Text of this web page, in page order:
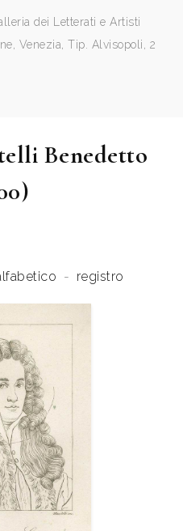
dei Letterati e Artisti
Venezia, Tip. Alvisopoli, 2
Benedetto
- registro